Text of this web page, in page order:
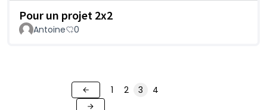
Pour un projet 2x2
Antoine 0
1 2 3 4